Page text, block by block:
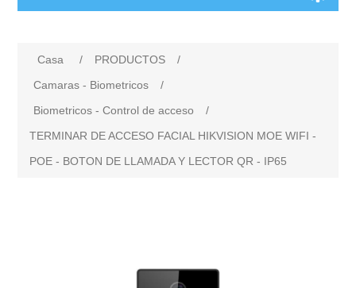
Casa / PRODUCTOS
/
Camaras - Biometricos
/
Biometricos - Control de acceso
/
TERMINAR DE ACCESO FACIAL HIKVISION MOE WIFI -
POE - BOTON DE LLAMADA Y LECTOR QR - IP65